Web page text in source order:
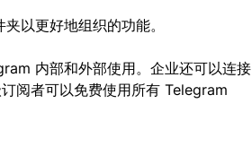
以更好地组织的功能。
内部和外部使用。企业还可以连接
阅者可以免费使用所有 Telegram